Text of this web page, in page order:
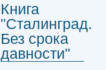
Книга
"Сталинград.
Без срока
давности"